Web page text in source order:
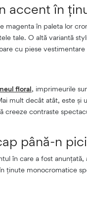
accent în
magenta în paleta lor
tale. O altă variantă
cu piese
floral, imprimeurile
mult decât atât, este și
creeze contraste
până-n
în care a fost
ținute monocromatice